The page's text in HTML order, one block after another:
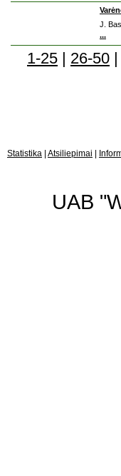
J.
...
1-25 | 26-50 |
Statistika Atsiliepimai
UAB